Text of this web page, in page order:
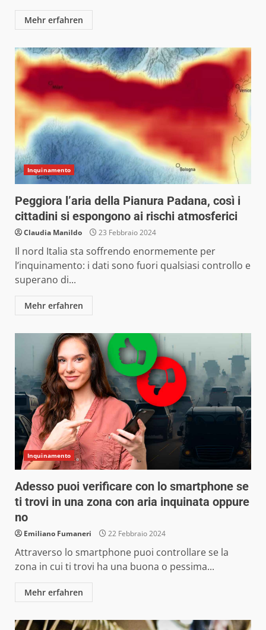
Mehr erfahren
Inquinamento
Peggiora l’aria della Pianura Padana, così i
cittadini si espongono ai rischi atmosferici
Claudia Manildo 23 Febbraio 2024
Il nord Italia sta soffrendo enormemente per
l’inquinamento: i dati sono fuori qualsiasi controllo e
superano di...
Mehr erfahren
Inquinamento
Adesso puoi verificare con lo smartphone se
ti trovi in una zona con aria inquinata oppure
no
Emiliano Fumaneri 22 Febbraio 2024
Attraverso lo smartphone puoi controllare se la
zona in cui ti trovi ha una buona o pessima...
Mehr erfahren